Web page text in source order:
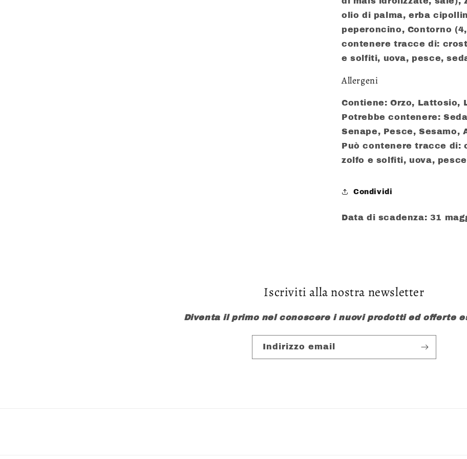
olio di palma, erba
peperoncino, Contorno
contenere tracce di:
e solfiti, uova, pesce,
Allergeni
Contiene: Orzo, Lattosio,
Potrebbe contenere:
Senape, Pesce,
Può contenere tracce di:
zolfo e solfiti, uova,
Condividi
Data di scadenza: 31
Iscriviti alla nostra newsletter
Diventa il primo nel conoscere i nuovi prodotti ed offerte
Indirizzo email